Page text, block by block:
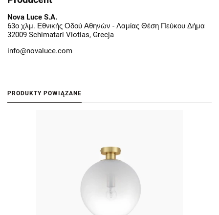
Nova Luce S.A.
63ο χλμ. Εθνικής Οδού Αθηνών - Λαμίας Θέση Πεύκου Δήμα
32009 Schimatari Viotias, Grecja
info@novaluce.com
PRODUKTY POWIĄZANE